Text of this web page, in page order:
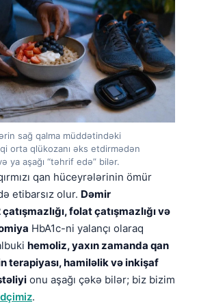
sağ qalma müddətindəki
orta qlükozanı əks etdirmədən
ya aşağı “təhrif edə” bilər.
qan hüceyrələrinin ömür
etibarsız olur. Dəmir
çatışmazlığı, folat çatışmazlığı və
HbA1c-ni yalançı olaraq
hemoliz, yaxın zamanda qan
terapiyası, hamiləlik və inkişaf
onu aşağı çəkə bilər; biz bizim
.